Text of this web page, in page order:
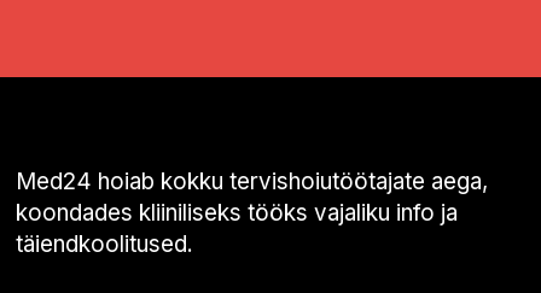
Med24 hoiab kokku tervishoiutöötajate aega,
koondades kliiniliseks tööks vajaliku info ja
täiendkoolitused.